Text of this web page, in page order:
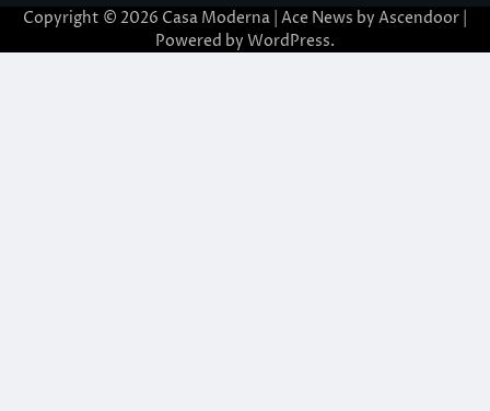
Copyright © 2026 Casa Moderna | Ace News by Ascendoor
Powered by WordPress.